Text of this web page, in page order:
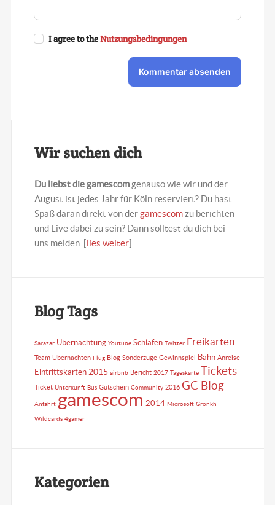
-
-
-
-
-
-
-
I agree to theNutzungsbedingungen
Kommentar absenden
Wir suchen dich
Du liebst die gamescomgenauso wie wir und der
August ist jedes Jahr für Köln reserviert? Du hast
Spaß daran direkt von dergamescomzu berichten
und Live dabei zu sein? Dann solltest du dich bei
uns melden. [lies weiter]
Blog Tags
Sarazar Übernachtung Youtube Schlafen Twitter Freikarten
Team Übernachten Flug Blog Sonderzüge Gewinnspiel Bahn Anreise
Eintrittskarten 2015 airbnb Bericht 2017 Tageskarte Tickets
Ticket Unterkunft Bus Gutschein Community 2016 GC Blog
Anfahrt gamescom 2014 Microsoft Gronkh
Wildcards 4gamer
Kategorien